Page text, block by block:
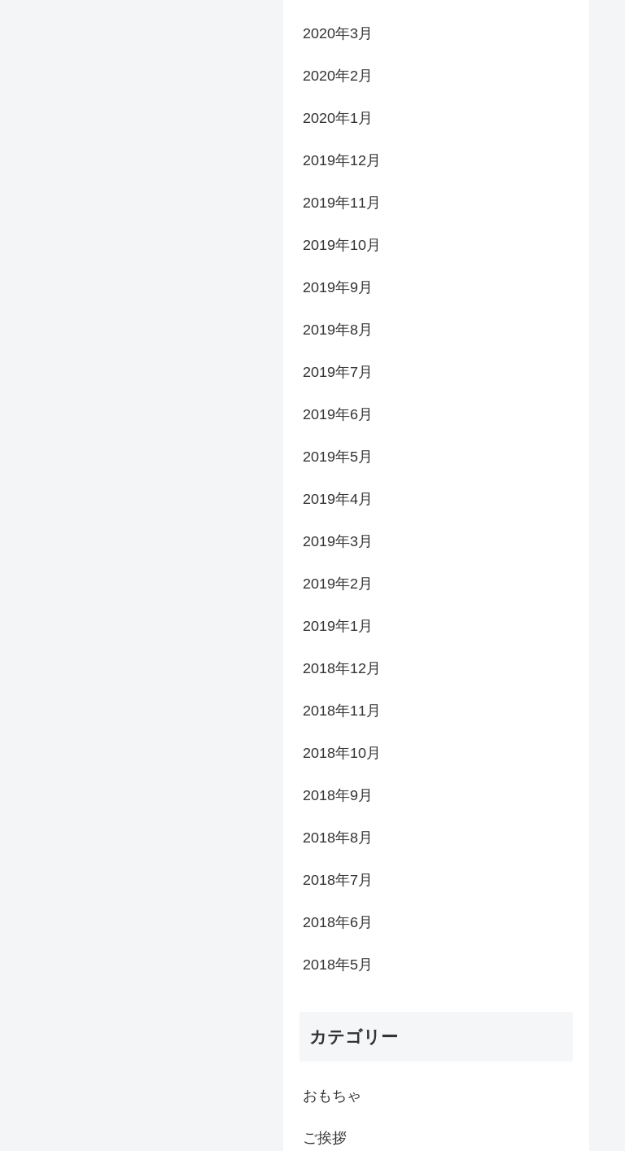
2020年3月
2020年2月
2020年1月
2019年12月
2019年11月
2019年10月
2019年9月
2019年8月
2019年7月
2019年6月
2019年5月
2019年4月
2019年3月
2019年2月
2019年1月
2018年12月
2018年11月
2018年10月
2018年9月
2018年8月
2018年7月
2018年6月
2018年5月
カテゴリー
おもちゃ
ご挨拶